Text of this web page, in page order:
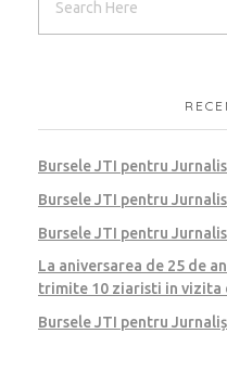
Bursele JTI pentru
Bursele JTI pentru
Bursele JTI pentru
La aniversarea de 25 de
trimite 10 ziaristi in vizita
Bursele JTI pentru